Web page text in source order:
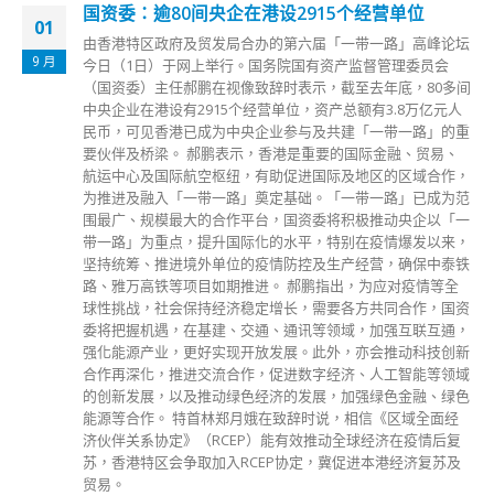
01
9 月
国资委：逾80间央企在港设2915个经营单位
由香港特区政府及贸发局合办的第六届「一带一路」高峰论坛
今日（1日）于网上举行。国务院国有资产监督管理委员会
（国资委）主任郝鹏在视像致辞时表示，截至去年底，80多间
中央企业在港设有2915个经营单位，资产总额有3.8万亿元人
民币，可见香港已成为中央企业参与及共建「一带一路」的重
要伙伴及桥梁。 郝鹏表示，香港是重要的国际金融、贸易、
航运中心及国际航空枢纽，有助促进国际及地区的区域合作，
为推进及融入「一带一路」奠定基础。「一带一路」已成为范
围最广、规模最大的合作平台，国资委将积极推动央企以「一
带一路」为重点，提升国际化的水平，特别在疫情爆发以来，
坚持统筹、推进境外单位的疫情防控及生产经营，确保中泰铁
路、雅万高铁等项目如期推进。 郝鹏指出，为应对疫情等全
球性挑战，社会保持经济稳定增长，需要各方共同合作，国资
委将把握机遇，在基建、交通、通讯等领域，加强互联互通，
强化能源产业，更好实现开放发展。此外，亦会推动科技创新
合作再深化，推进交流合作，促进数字经济、人工智能等领域
的创新发展，以及推动绿色经济的发展，加强绿色金融、绿色
能源等合作。 特首林郑月娥在致辞时说，相信《区域全面经
济伙伴关系协定》（RCEP）能有效推动全球经济在疫情后复
苏，香港特区会争取加入RCEP协定，冀促进本港经济复苏及
贸易。